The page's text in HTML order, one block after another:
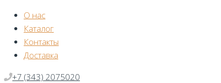
Skip
content
О нас
Каталог
Контакты
Доставка
+7 (343) 2075020